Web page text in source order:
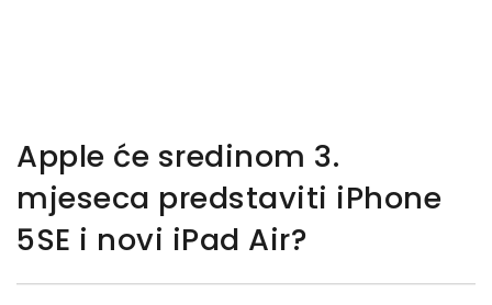
Apple će sredinom 3.
mjeseca predstaviti iPhone
5SE i novi iPad Air?